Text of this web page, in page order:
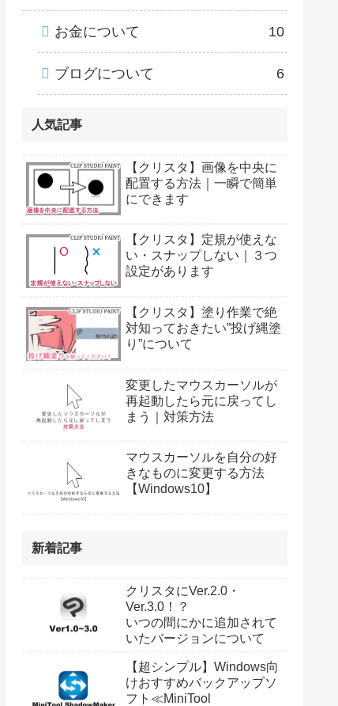
お金について 10
ブログについて 6
人気記事
【クリスタ】画像を中央に
配置する方法｜一瞬で簡単
にできます
【クリスタ】定規が使えな
い・スナップしない｜３つ
設定があります
【クリスタ】塗り作業で絶
対知っておきたい”投げ縄塗
り”について
変更したマウスカーソルが
再起動したら元に戻ってし
まう｜対策方法
マウスカーソルを自分の好
きなものに変更する方法
【Windows10】
新着記事
クリスタにVer.2.0・
Ver.3.0！？
いつの間にかに追加されて
いたバージョンについて
【超シンプル】Windows向
けおすすめバックアップソ
フト≪MiniTool